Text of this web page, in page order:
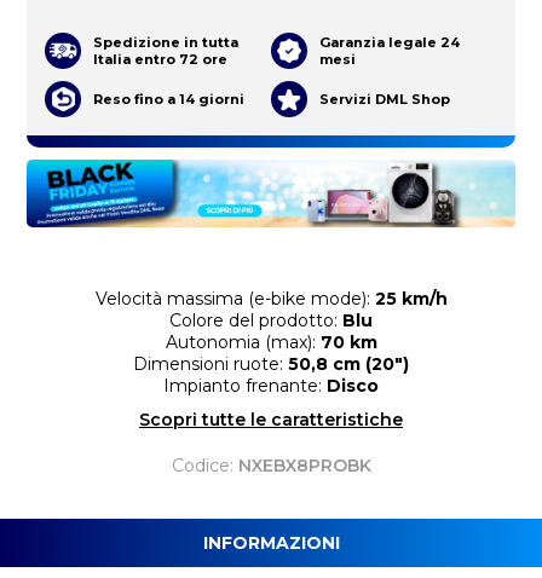
Velocità massima (e-bike mode): 25 km/h
Colore del prodotto: Blu
Autonomia (max): 70 km
Dimensioni ruote: 50,8 cm (20")
Impianto frenante: Disco
Scopri tutte le caratteristiche
Codice: NXEBX8PROBK
Spedizione in tutta
Italia entro 72 ore
Garanzia legale 24
mesi
Reso fino a 14 giorni Servizi DML Shop
INFORMAZIONI